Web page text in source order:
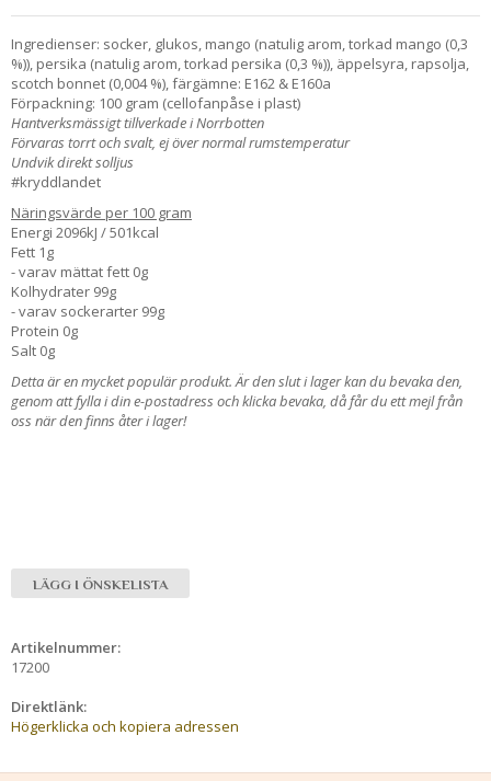
Ingredienser: socker, glukos, mango (natulig arom, torkad mango (0,3
%)), persika (natulig arom, torkad persika (0,3 %)), äppelsyra, rapsolja,
scotch bonnet (0,004 %), färgämne: E162 & E160a
Förpackning: 100 gram (cellofanpåse i plast)
Hantverksmässigt tillverkade i Norrbotten
Förvaras torrt och svalt, ej över normal rumstemperatur
Undvik direkt solljus
#kryddlandet
Näringsvärde per 100 gram
Energi 2096kJ / 501kcal
Fett 1g
- varav mättat fett 0g
Kolhydrater 99g
- varav sockerarter 99g
Protein 0g
Salt 0g
Detta är en mycket populär produkt. Är den slut i lager kan du bevaka den,
genom att fylla i din e-postadress och klicka bevaka, då får du ett mejl från
oss när den finns åter i lager!
LÄGG I ÖNSKELISTA
Artikelnummer:
17200
Direktlänk:
Högerklicka och kopiera adressen